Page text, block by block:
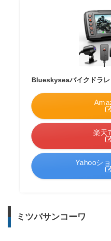
Blueskyseaバイクドラ
楽天
Yahooシ
ミツバサンコーワ